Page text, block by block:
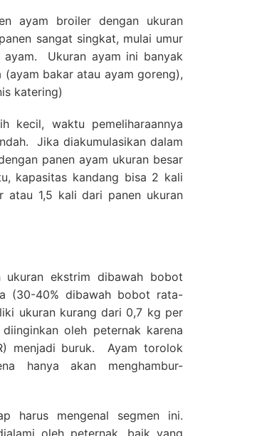
ayam broiler dengan ukuran
sangat singkat, mulai umur
ayam. Ukuran ayam ini banyak
bakar atau ayam goreng),
katering)
kecil, waktu pemeliharaannya
Jika diakumulasikan dalam
panen ayam ukuran besar
kapasitas kandang bisa 2 kali
atau 1,5 kali dari panen ukuran
ekstrim dibawah bobot
(30-40% dibawah bobot rata-
ukuran kurang dari 0,7 kg per
oleh peternak karena
menjadi buruk. Ayam torolok
hanya akan menghambur-
harus mengenal segmen ini.
oleh peternak, baik yang